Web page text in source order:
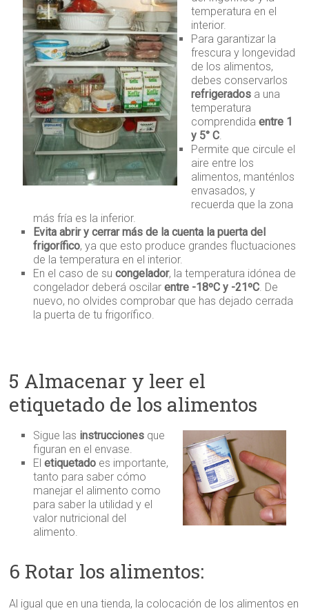
temperatura en el
interior.
Para garantizar la
frescura y longevidad
de los alimentos,
debes conservarlos
refrigerados a una
temperatura
comprendidaentre 1
y 5° C.
Permite que circule el
aire entre los
alimentos, manténlos
envasados, y
recuerda que la zona
más fría es la inferior.
Evita abrir y cerrar más de la cuenta la puerta del
frigorífico, ya que esto produce grandes fluctuaciones
de la temperatura en el interior.
En el caso de sucongelador, la temperatura idónea de
congelador deberá oscilarentre -18ºC y -21ºC. De
nuevo, no olvides comprobar que has dejado cerrada
la puerta de tu frigorífico.
5 Almacenar y leer el
etiquetado de los alimentos
Sigue las instrucciones que
figuran en el envase.
Eletiquetado es importante,
tanto para saber cómo
manejar el alimento como
para saber la utilidad y el
valor nutricional del
alimento.
6 Rotar los alimentos:
Al igual que en una tienda, la colocación de los alimentos en